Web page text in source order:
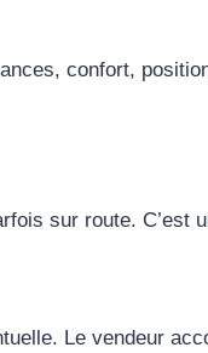
confort,
sur route. C’est
Le vendeur